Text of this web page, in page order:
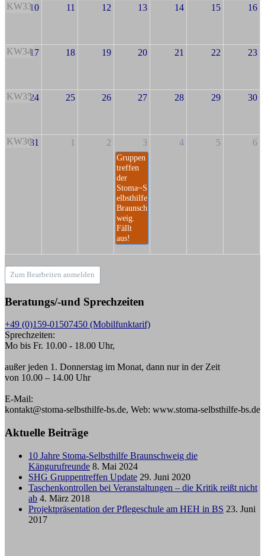
KW3310 11 12 13 14 15 16
KW3417 18 19 20 21 22 23
KW3524 25 26 27 28 29 30
KW3631 1 2 3
Gruppen
treffen
der
Stoma~S
elbsthilfe
Braunsch
weig.
Fällt
aus!
4 5 6
Zum Bearbeiten anmelden
Beratungs/-und Sprechzeiten
+49 (0)159-01507450 (Mobilfunktarif)
Sprechzeiten:
Mo bis Fr. 10.00 - 18.00 Uhr,
außer jeden 1. Donnerstag im Monat, dann nur in der Zeit
von 10.00 – 14.00 Uhr
E-Mail:
kontakt@stoma-selbsthilfe-bs.de, Web: www.stoma-selbsthilfe-bs.de
Aktuelle Beiträge
10 Jahre Stoma-Selbsthilfe Braunschweig die
Kängurufreunde 8. Mai 2024
SHG Gruppentreffen Update 29. Juni 2020
Taschenkontrollen bei Veranstaltungen – die Kritik reißt nicht
ab 4. März 2018
Projektpräsentation der Pflegeschule am HEH in BS 23. Juni
2017